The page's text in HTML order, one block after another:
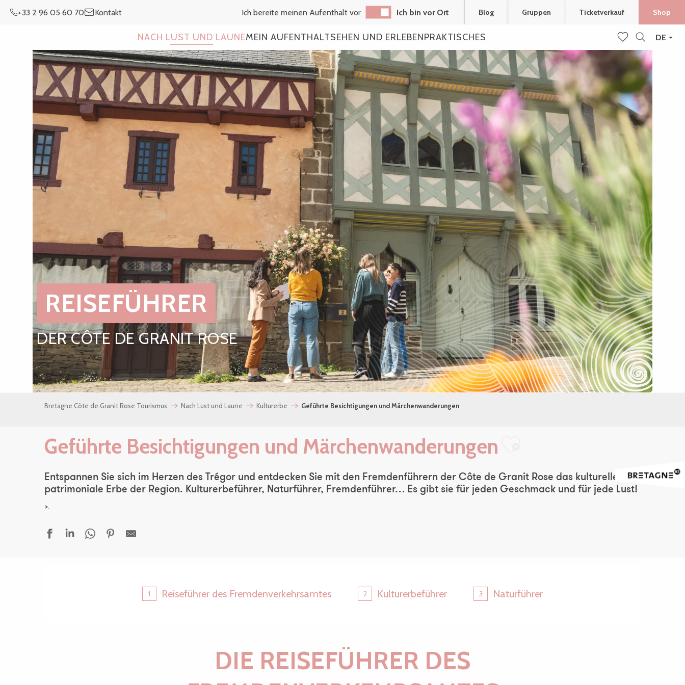
Voir les favoris
Suche
DE
+33 2 96 05 60 70 Kontakt Ich bereite meinen Aufenthalt vor Ich bin vor Ort Blog Gruppen Ticketverkauf Shop
NACH LUST UND LAUNEMEIN AUFENTHALTSEHEN UND ERLEBENPRAKTISCHES
REISEFÜHRER
DER CÔTE DE GRANIT ROSE
Bretagne Côte de Granit Rose Tourismus Nach Lust und Laune Kulturerbe Geführte Besichtigungen und Märchenwanderungen
Geführte Besichtigungen und Märchenwanderungen
Ajouter aux
Entspannen Sie sich im Herzen des Trégor und entdecken Sie mit den Fremdenführern der Côte de Granit Rose das kulturelle und
patrimoniale Erbe der Region. Kulturerbeführer, Naturführer, Fremdenführer… Es gibt sie für jeden Geschmack und für jede Lust!
>.
1 Reiseführer des Fremdenverkehrsamtes 2 Kulturerbeführer 3 Naturführer
DIE REISEFÜHRER DES